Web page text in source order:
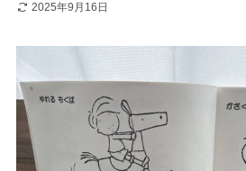
2025年9月16日